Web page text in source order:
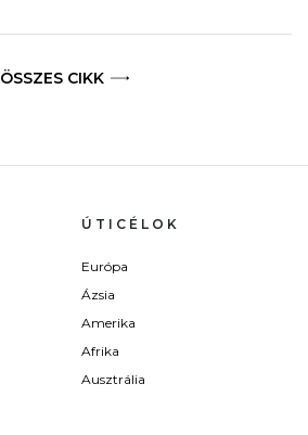
ÖSSZES CIKK
ÚTICÉLOK
Európa
Ázsia
Amerika
Afrika
Ausztrália